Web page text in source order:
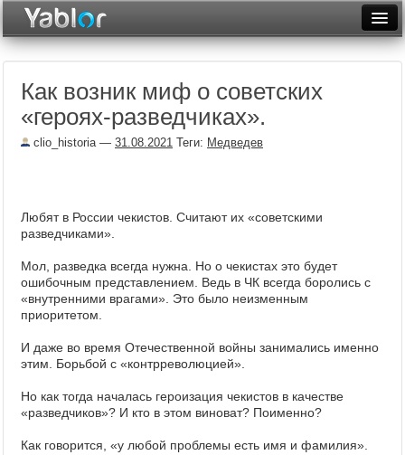
Неделя
Месяц
Видеотоп
Как возник миф о советских
«героях-разведчиках».
clio_historia— 31.08.2021 Теги: Медведев
Любят в России чекистов. Считают их «советскими
разведчиками».
Мол, разведка всегда нужна. Но о чекистах это будет
ошибочным представлением. Ведь в ЧК всегда боролись с
«внутренними врагами». Это было неизменным
приоритетом.
И даже во время Отечественной войны занимались именно
этим. Борьбой с «контрреволюцией».
Но как тогда началась героизация чекистов в качестве
«разведчиков»? И кто в этом виноват? Поименно?
Как говорится, «у любой проблемы есть имя и фамилия».